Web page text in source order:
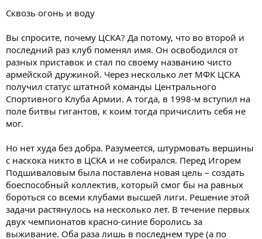
Сквозь огонь и воду
Вы спросите, почему ЦСКА? Да потому, что во второй и
последний раз клуб поменял имя. Он освободился от
разных приставок и стал по своему названию чисто
армейской дружиной. Через несколько лет МФК ЦСКА
получил статус штатной команды Центрального
Спортивного Клуба Армии. А тогда, в 1998-м вступил на
поле битвы гигантов, к коим тогда причислить себя не
мог.
Но нет худа без добра. Разумеется, штурмовать вершины
с наскока никто в ЦСКА и не собирался. Перед Игорем
Подшиваловым была поставлена новая цель – создать
боеспособный коллектив, который смог бы на равных
бороться со всеми клубами высшей лиги. Решение этой
задачи растянулось на несколько лет. В течение первых
двух чемпионатов красно-синие боролись за
выживание. Оба раза лишь в последнем туре (а по